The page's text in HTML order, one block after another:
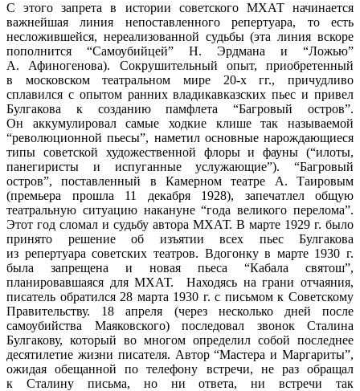
С этого запрета в истории советского МХАТ начинается
важнейшая линия непоставленного репертуара, то есть
несложившейся, нереализованной судьбы (эта линия вскоре
пополнится “Самоубийцей” Н. Эрдмана и “Ложью”
А. Афиногенова). Сокрушительный опыт, приобретенный
в московском театральном мире 20-х гг., причудливо
сплавился с опытом ранних владикавказских пьес и привел
Булгакова к созданию памфлета “Багровый остров”.
Он аккумулировал самые ходкие клише так называемой
“революционной пьесы”, наметил основные нарождающиеся
типы советской художественной флоры и фауны (“илоты,
панегиристы и испуганные услужающие”). “Багровый
остров”, поставленный в Камерном театре А. Таировым
(премьера прошла 11 декабря 1928), запечатлел общую
театральную ситуацию накануне “года великого перелома”.
Этот год сломал и судьбу автора МХАТ. В марте 1929 г. было
принято решение об изъятии всех пьес Булгакова
из репертуара советских театров. Вдогонку в марте 1930 г.
была запрещена и новая пьеса “Кабала святош”,
планировавшаяся для МХАТ. Находясь на грани отчаяния,
писатель обратился 28 марта 1930 г. с письмом к Советскому
Правительству. 18 апреля (через несколько дней после
самоубийства Маяковского) последовал звонок Сталина
Булгакову, который во многом определил собой последнее
десятилетие жизни писателя. Автор “Мастера и Маргариты”,
ожидая обещанной по телефону встречи, не раз обращал
к Сталину письма, но ни ответа, ни встречи так